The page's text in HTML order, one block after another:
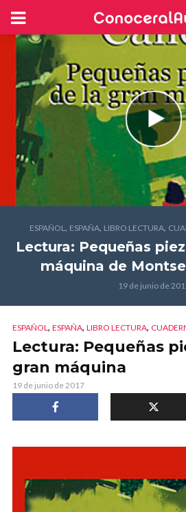
ESPAÑOL, ESPAÑA, LIBRO LECTURA,
Lectura: Pequeñas
máquina de
19 de junio de
ESPAÑOL, ESPAÑA, LIBRO LECTURA,
Lectura: Pequeñas
gran máquina
19 de junio de 2017